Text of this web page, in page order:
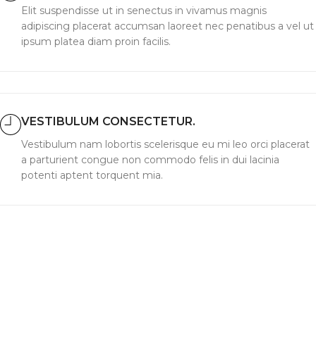
Elit suspendisse ut in senectus in vivamus magnis
adipiscing placerat accumsan laoreet nec penatibus a vel ut
ipsum platea diam proin facilis.
VESTIBULUM CONSECTETUR.
Vestibulum nam lobortis scelerisque eu mi leo orci placerat
a parturient congue non commodo felis in dui lacinia
potenti aptent torquent mia.